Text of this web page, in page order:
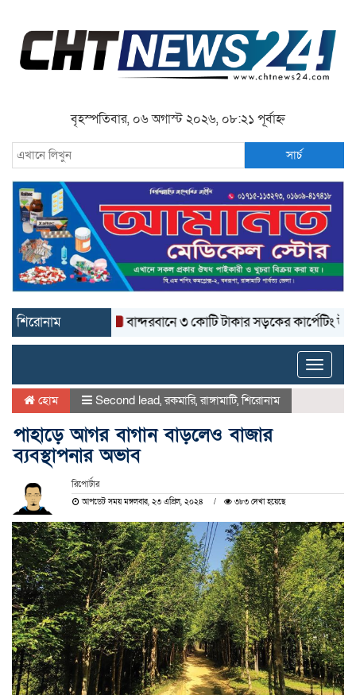
বৃহস্পতিবার, ০৬ অগাস্ট ২০২৬, ০৮:২১ পূর্বাহ্ন
সার্চ
শিরোনাম বান্দরবানে ৩ কোটি টাকার সড়কের কার্পেটিং উঠে যাচ্ছে
Toggle
হোম Second lead,রকমারি,রাঙ্গামাটি,শিরোনাম
পাহাড়ে আগর বাগান বাড়লেও বাজার
ব্যবস্থাপনার অভাব
রিপোর্টার
আপডেট সময় মঙ্গলবার, ২৩ এপ্রিল, ২০২৪ ৩৮৩ দেখা হয়েছে